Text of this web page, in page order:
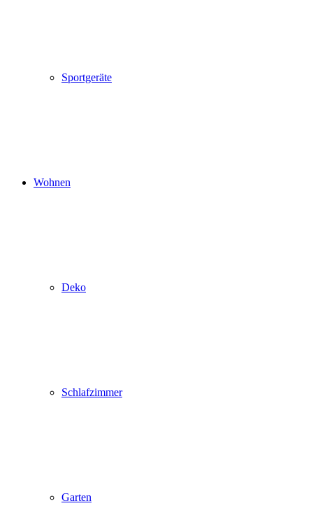
Sportgeräte
Wohnen
Deko
Schlafzimmer
Garten